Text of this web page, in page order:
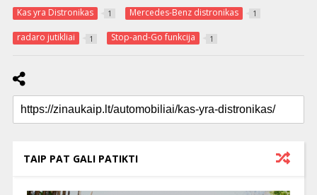
Kas yra Distronikas 1 Mercedes-Benz distronikas 1
radaro jutikliai 1 Stop-and-Go funkcija 1
TAIP PAT GALI PATIKTI